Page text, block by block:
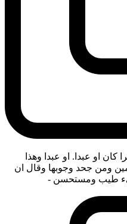
او عبدا. او عبدا وهذا
ومن جحد وجوبها وقال ان
شيء طيب ومستحسن -